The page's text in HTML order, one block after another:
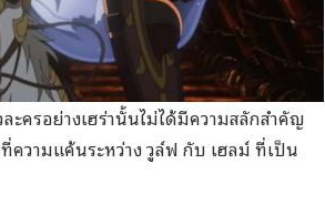
ครอย่างเฮร่านั้นไม่ได้มีความสลักสำคัญ
ความแค้นระหว่าง วูล์ฟ กับ เฮลม์ ที่เป็น